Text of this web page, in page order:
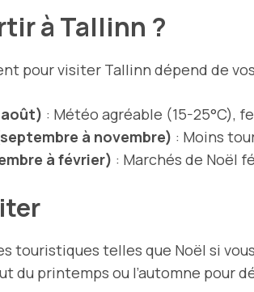
à Tallinn ?
pour visiter Tallinn dépend de
: Météo agréable (15-25°C),
à novembre) : Moins
à février) : Marchés de Noël
touristiques telles que Noël si
du printemps ou l’automne pour